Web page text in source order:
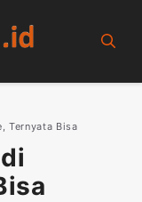
Ternyata Bisa